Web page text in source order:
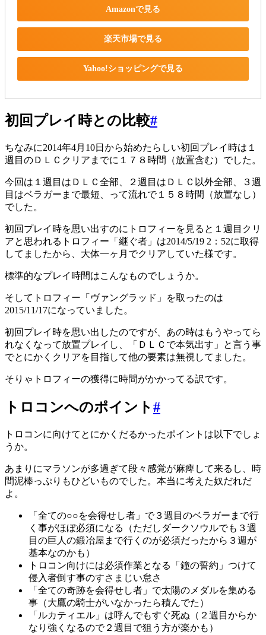
Amazonで見る
楽天市場で見る
Yahoo!ショッピングで見る
初回プレイ時との比較#
ちなみに2014年4月10日から始めたらしい初回プレイ時は１
週目のＤＬＣクリアまでに１７８時間（放置含む）でした。
今回は１週目はＤＬＣ全部、２週目はＤＬＣ以外全部、３週
目はベラガーまで最短、って流れで１５８時間（放置なし）
でした。
初回プレイ時を思い出すのにトロフィーを見ると１週目クリ
アと思われるトロフィー「継ぐ者」は2014/5/19 2：52に取得
してましたから、大体一ヶ月でクリアしていた様です。
標準的なプレイ時間はこんなものでしょうか。
そしてトロフィー「ヴァングラッド」を取ったのは
2015/11/17になっていました。
初回プレイ時を思い出したのですが、あの時はもうやってら
れなくなって放置プレイし、「ＤＬＣで本気出す」と言う事
でとにかくクリアを目指して他の要素は無視してました。
そりゃトロフィーの獲得に時間がかかってる訳です。
トロコンへのポイント#
トロコンに向けてとにかくだるかったポイントは以下でしょ
うか。
あまりにマラソンが多過ぎて段々感覚が麻痺して来るし、時
間泥棒っぷりもひどいものでした。本当に考えた奴だれだ
よ。
「全ての○○を会得せし者」で３週目のベラガーまで行
く事がほぼ必須になる（ただしダークソウルでも３週
目の巨人の鍛冶屋まで行くのが必須だったから３週が
基本なのかも）
トロコン向けには必須作業となる「鐘の誓約」つけて
侵入者倒す事のすさまじい怠さ
「全ての奇跡を会得せし者」で太陽のメダルを集める
事（大鷹の騎士がいなかったら積んでた）
「ルカティエル」は呼んでもすぐ死ぬ（２週目からか
なり強くなるので２週目で狙う方が楽かも）